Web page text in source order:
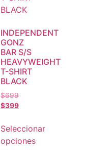
INDEPENDENT
GONZ
BAR S/S
HEAVYWEIGHT
T-SHIRT
BLACK
$699
$399
Seleccionar
opciones